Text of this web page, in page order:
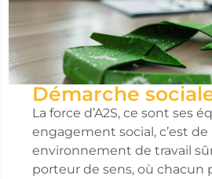
Démarche
La force d’A2S, ce sont ses
engagement social, c’est
environnement de travail
porteur de sens, où chacun